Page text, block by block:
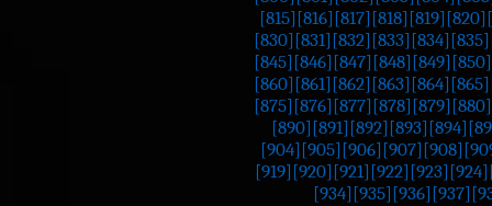
[815] [816] [817] [818] [819] [820]
[830] [831] [832] [833] [834] [835]
[845] [846] [847] [848] [849] [850]
[860] [861] [862] [863] [864] [865]
[875] [876] [877] [878] [879] [880]
[890] [891] [892] [893] [894]
[904] [905] [906] [907] [908]
[919] [920] [921] [922] [923] [924]
[934] [935] [936] [937]